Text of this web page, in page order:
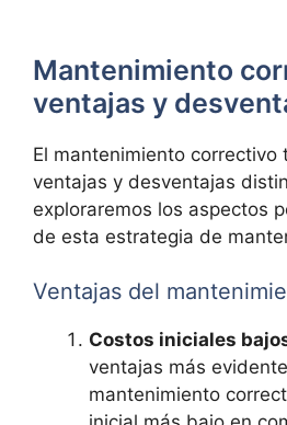
Mantenimiento
ventajas y
El mantenimiento correctivo
ventajas y desventajas
exploraremos los aspectos
de esta estrategia de
Ventajas del
Costos iniciales
ventajas más
mantenimiento